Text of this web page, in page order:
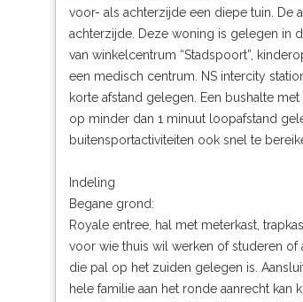
voor- als achterzijde een diepe tuin. De
achterzijde. Deze woning is gelegen in
van winkelcentrum “Stadspoort”,
een medisch centrum. NS intercity
korte afstand gelegen. Een bushalte
op minder dan 1 minuut loopafstand
buitensportactiviteiten ook snel te
Indeling
Begane grond:
Royale entree, hal met meterkast,
voor wie thuis wil werken of studeren
die pal op het zuiden gelegen is.
hele familie aan het ronde aanrecht